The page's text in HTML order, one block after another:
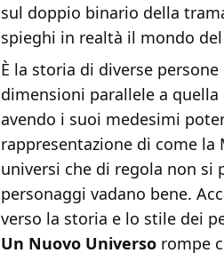
sul doppio binario della
spieghi in realtà il mondo
È la storia di diverse
dimensioni parallele a
avendo i suoi medesimi
rappresentazione di come
universi che di regola non si
personaggi vadano bene.
verso la storia e lo stile dei
Un Nuovo Universo rompe